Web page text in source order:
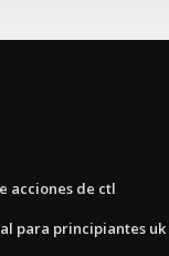
acciones de ctl
para principiantes uk